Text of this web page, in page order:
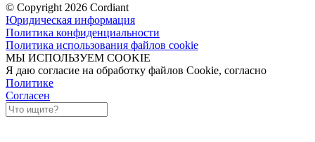
© Copyright 2026 Cordiant
Юридическая информация
Политика конфиденциальности
Политика использования файлов cookie
МЫ ИСПОЛЬЗУЕМ COOKIE
Я даю согласие на обработку файлов Cookie, согласно
Политике
Согласен